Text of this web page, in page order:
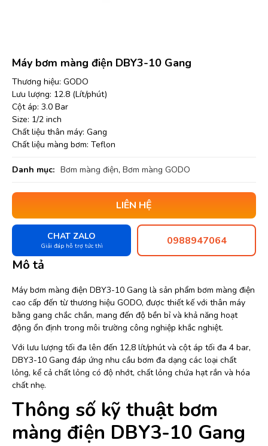
Máy bơm màng điện DBY3-10 Gang
Thương hiệu: GODO
Lưu lượng: 12.8 (Lít/phút)
Cột áp: 3.0 Bar
Size: 1/2 inch
Chất liệu thân máy: Gang
Chất liệu màng bơm: Teflon
Danh mục: Bơm màng điện, Bơm màng GODO
LIÊN HỆ
CHAT ZALO
Giải đáp hỗ trợ tức thì 0988947064
Mô tả
Máy bơm màng điện DBY3-10 Gang là sản phẩm bơm màng điện
cao cấp đến từ thương hiệu GODO, được thiết kế với thân máy
bằng gang chắc chắn, mang đến độ bền bỉ và khả năng hoạt
động ổn định trong môi trường công nghiệp khắc nghiệt.
Với lưu lượng tối đa lên đến 12,8 lít/phút và cột áp tối đa 4 bar,
DBY3-10 Gang đáp ứng nhu cầu bơm đa dạng các loại chất
lỏng, kể cả chất lỏng có độ nhớt, chất lỏng chứa hạt rắn và hóa
chất nhẹ.
Thông số kỹ thuật bơm
màng điện DBY3-10 Gang